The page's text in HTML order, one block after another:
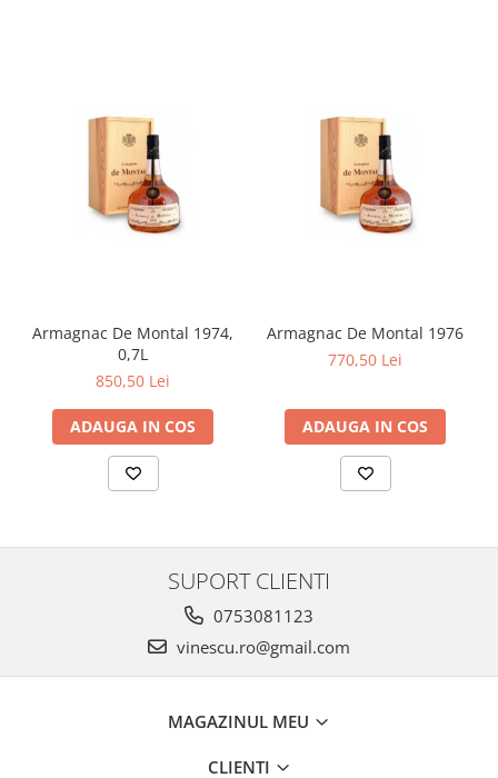
Armagnac De Montal 1974,
0,7L
850,50 Lei
ADAUGA IN COS
Armagnac De Montal 1976
770,50 Lei
ADAUGA IN COS
SUPORT CLIENTI
0753081123
vinescu.ro@gmail.com
MAGAZINUL MEU
CLIENTI